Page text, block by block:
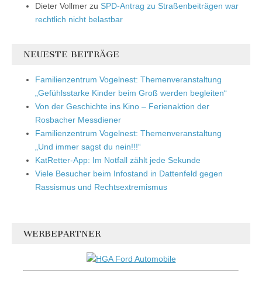
Dieter Vollmer zu SPD-Antrag zu Straßenbeiträgen war
rechtlich nicht belastbar
NEUESTE BEITRÄGE
Familienzentrum Vogelnest: Themenveranstaltung
„Gefühlsstarke Kinder beim Groß werden begleiten“
Von der Geschichte ins Kino – Ferienaktion der
Rosbacher Messdiener
Familienzentrum Vogelnest: Themenveranstaltung
„Und immer sagst du nein!!!“
KatRetter-App: Im Notfall zählt jede Sekunde
Viele Besucher beim Infostand in Dattenfeld gegen
Rassismus und Rechtsextremismus
WERBEPARTNER